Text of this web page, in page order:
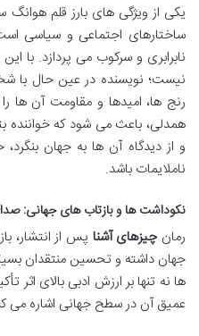
یکی از ویژگی های بارز قلم
ساختارهای اجتماعی و سیاسی
نابرابری و سرکوب می پردازد. با
نیست؛ نویسنده در عین حال با
رنج ها، امیدها و مقاومت آن ها
همدلی، باعث می شود که خواننده
و از دیدگاه آن ها به جهان
ناملایمات باشد.
نکوداشت ها و بازتاب های جهانی:
رمانچیزهای آشنا پس از انتشار،
جهان داشته و تحسین منتقدان
ها نه تنها بر ارزش ادبی بالای اثر
عمیق آن در سطح جهانی اشاره می